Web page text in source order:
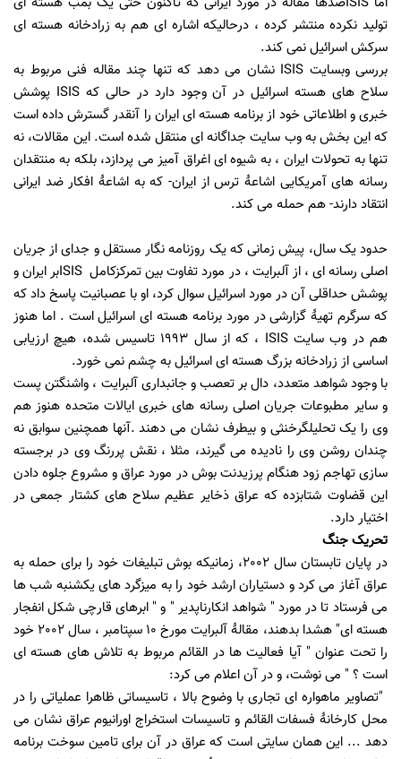
تولید نکرده منتشر کرده ، درحالیکه اشاره ای هم به زرادخانه هسته ای
سرکش اسرائیل نمی کند.
بررسی وبسایت ISISنشان می دهد که تنها چند مقاله فنی مربوط به
سلاح های هسته اسرائیل در آن وجود دارد در حالی که ISIS پوشش
خبری و اطلاعاتی خود از برنامه هسته ای ایران را آنقدر گسترش داده است
که این بخش بهوب سایت جداگانه ای منتقل شده است. این مقالات، نه
تنها به تحولات ایران ، به شیوه ای اغراق آمیز می پردازد، بلکه به منتقدان
رسانه های آمریکایی اشاعۀ ترس از ایران- که به اشاعۀ افکار ضد ایرانی
انتقاد دارند- هم حمله می کند.
حدود یک سال، پیش زمانی که یک روزنامه نگار مستقل و جدای از جریان
اصلی رسانه ای ، از آلبرایت ، در مورد تفاوت بین تمرکزکامل ISISبر ایران و
پوشش حداقلی آن در مورد اسرائیل سوال کرد، او با عصبانیت پاسخ داد که
که سرگرم تهیۀ گزارشی در مورد برنامه هسته ای اسرائیل است .اما هنوز
هم در وب سایتISIS
، که از سال 1993 تاسیس شده، هیچ ارزیابی
اساسی از زرادخانه بزرگ هسته ای اسرائیل به چشم نمی خورد.
با وجود شواهد متعدد، دال بر تعصب و جانبداری آلبرایت ، واشنگتن پست
و سایر مطبوعات جریان اصلی رسانه های خبری ایالات متحده هنوز هم
وی را یک تحلیلگرخنثی و بیطرف نشان می دهند.آنها همچنین سوابق نه
چندان روشن وی را نادیده می گیرند، مثلا ، نقش پررنگ وی در برجسته
سازی تهاجم زود هنگام پرزیدنت بوش در مورد عراق و مشروع جلوه دادن
این قضاوت شتابزده که عراق ذخایر عظیم سلاح های کشتار جمعی در
اختیار دارد.
تحریک جنگ
در پایان تابستان سال 2002، زمانیکه بوش تبلیغات خود را برای حمله به
عراق آغاز می کرد و دستیاران ارشد خود را به میزگرد های یکشنبه شب ها
می فرستاد تا در مورد " شواهد انکارناپدیر " و " ابرهای قارچی شکل انفجار
هسته ای" هشدا بدهند،
مقالۀ آلبرایت مورخ 10 سپتامبر ، سال 2002 خود
را تحت عنوان " آیا فعالیت ها در القائم مربوط به تلاش های هسته ای
است ؟ " می نوشت، و در آن اعلام می کرد:
"تصاویر ماهواره ای تجاری با وضوح بالا ، تاسیساتی ظاهرا عملیاتی را در
محل کارخانۀ فسفات القائم و تاسیسات استخراج اورانیوم عراق نشان می
دهد ... این همان سایتی است که عراق در آن برای تامین سوخت برنامه